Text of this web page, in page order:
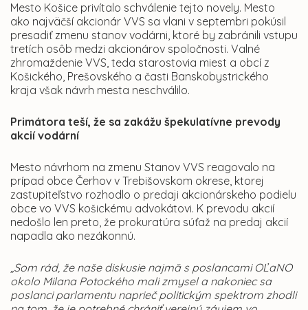
Mesto Košice privítalo schválenie tejto novely. Mesto
ako najväčší akcionár VVS sa vlani v septembri pokúsil
presadiť zmenu stanov vodárni, ktoré by zabránili vstupu
tretích osôb medzi akcionárov spoločnosti. Valné
zhromaždenie VVS, teda starostovia miest a obcí z
Košického, Prešovského a časti Banskobystrického
kraja však návrh mesta neschválilo.
Primátora teší, že sa zakážu špekulatívne prevody
akcií vodární
Mesto návrhom na zmenu Stanov VVS reagovalo na
prípad obce Čerhov v Trebišovskom okrese, ktorej
zastupiteľstvo rozhodlo o predaji akcionárskeho podielu
obce vo VVS košickému advokátovi. K prevodu akcií
nedošlo len preto, že prokuratúra súťaž na predaj akcií
napadla ako nezákonnú.
„Som rád, že naše diskusie najmä s poslancami OĽaNO
okolo Milana Potockého mali zmysel a nakoniec sa
poslanci parlamentu naprieč politickým spektrom zhodli